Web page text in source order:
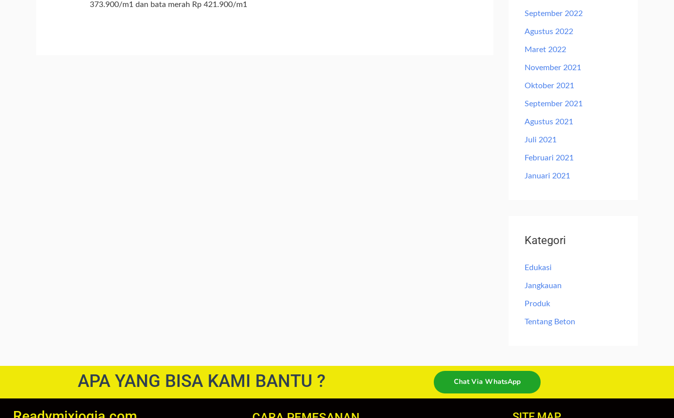
373.900/m1 dan bata merah Rp 421.900/m1
September 2022
Agustus 2022
Maret 2022
November 2021
Oktober 2021
September 2021
Agustus 2021
Juli 2021
Februari 2021
Januari 2021
Kategori
Edukasi
Jangkauan
Produk
Tentang Beton
APA YANG BISA KAMI BANTU ? Chat Via WhatsApp